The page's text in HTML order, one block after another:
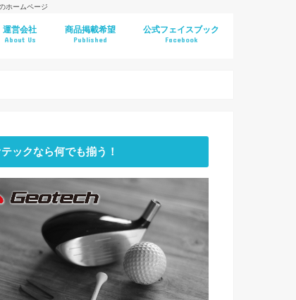
ホームページ
運営会社
About Us
商品掲載希望
Published
公式フェイスブック
Facebook
ックなら何でも揃う！